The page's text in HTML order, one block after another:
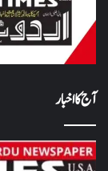
آج کا اخبار